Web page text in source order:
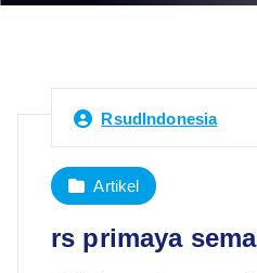
RsudIndonesia
Artikel
rs primaya